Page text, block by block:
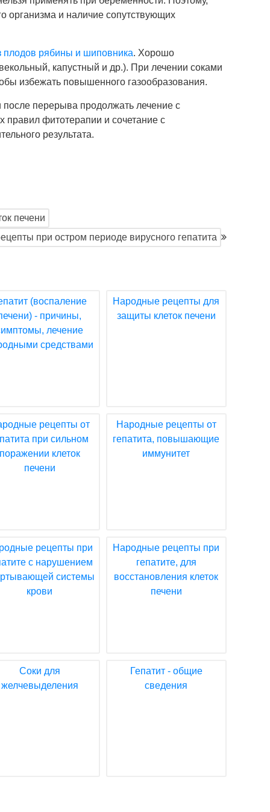
организма и наличие сопутствующих
плодов рябины и шиповника. Хорошо
капустный и др.). При лечении соками
избежать повышенного газообразования.
перерыва продолжать лечение с
фитотерапии и сочетание с
результата.
печени
при остром периоде вирусного гепатита
(воспаление
- причины,
лечение
средствами
Народные рецепты для
защиты клеток печени
рецепты от
при сильном
клеток
печени
Народные рецепты от
гепатита, повышающие
иммунитет
рецепты при
с нарушением
системы
крови
Народные рецепты при
гепатите, для
восстановления клеток
печени
Соки для
желчевыделения
Гепатит - общие
сведения